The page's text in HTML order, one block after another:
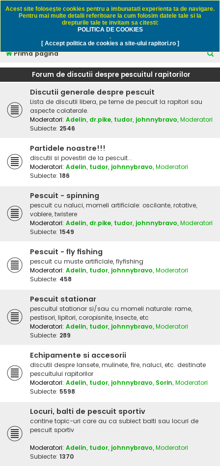
Rapitori.ro - Pescuit sportiv
Prima pagină
C
ă
Forum de discutii despre pescuitul rapitorilor
Discutii generale despre pescuit
Lista de discutii libera, pe teme de pescuit la rapitori sau
aspecte colaterale.
Moderatori: Adelin, dr.pike, tudor, johnnybravo, Moderatori
Subiecte: 2546
Partidele noastre!!!
discutii si povestiri de la pescuit...
Moderatori: Adelin, tudor, johnnybravo, Moderatori
Subiecte: 186
Pescuit - spinning
pescuit cu naluci, momeli artificiale: oscilante, rotative,
voblere, twistere
Moderatori: Adelin, dr.pike, tudor, johnnybravo, Moderatori
Subiecte: 1549
Pescuit - fly fishing
pescuit cu muste artificiale, flyfishing
Moderatori: Adelin, tudor, johnnybravo, Moderatori
Subiecte: 458
Pescuit stationar
pescuitul stationar si/sau cu momeli naturale: rame,
pestisori, lipitori, coropisnite, insecte, etc
Moderatori: Adelin, tudor, johnnybravo, Moderatori
Subiecte: 289
Echipamente si accesorii
discutii despre lansete, mulinete, fire, naluci, etc. destinate
pescuitului rapitorilor
Moderatori: Adelin, tudor, johnnybravo, Sorin, Moderatori
Subiecte: 5598
Locuri, balti de pescuit sportiv
contine topic-uri care au ca subiect balti sau locuri de
pescuit sportiv
Moderatori: Adelin, tudor, johnnybravo, Moderatori
Subiecte: 1370
Acest site foloseşte cookies pentru a imbunatati experienta ta de navigare.
Pentru mai multe detalii referitoare la cum folosim datele tale si la
drepturile tale te invitam sa citesti:
POLITICA DE COOKIES
.
[ Accept politica de cookies a site-ului rapitori.ro ]